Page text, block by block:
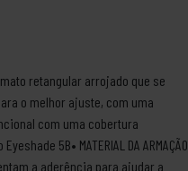
retangular arrojado que se
o melhor ajuste, com uma
com uma cobertura
5B• MATERIAL DA ARMAÇÃO
a aderência para ajudar a